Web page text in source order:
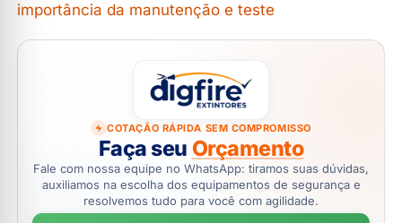
importância da manutenção e teste
COTAÇÃO RÁPIDA SEM COMPROMISSO
Faça seu Orçamento
Fale com nossa equipe no WhatsApp: tiramos suas dúvidas,
auxiliamos na escolha dos equipamentos de segurança e
resolvemos tudo para você com agilidade.